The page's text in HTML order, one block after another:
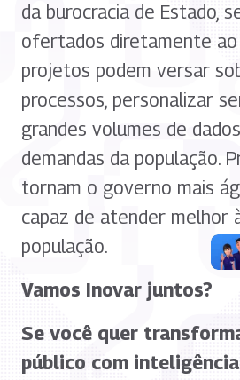
da burocracia de Estado,
ofertados diretamente ao
projetos podem versar
processos, personalizar
grandes volumes de
demandas da população.
tornam o governo mais
capaz de atender melhor
população.
Vamos Inovar juntos?
Se você quer
público com